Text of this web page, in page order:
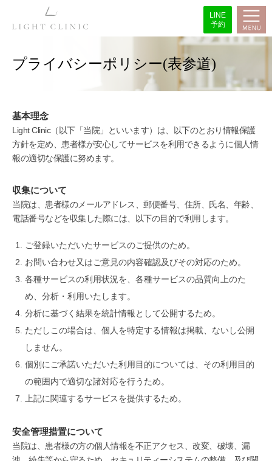
LINE
予約
プライバシーポリシー(表参道)
基本理念
Light Clinic（以下「当院」といいます）は、以下のとおり情報保護
方針を定め、患者様が安心してサービスを利用できるように個人情
報の適切な保護に努めます。
収集について
当院は、患者様のメールアドレス、郵便番号、住所、氏名、年齢、
電話番号などを収集した際には、以下の目的で利用します。
ご登録いただいたサービスのご提供のため。
お問い合わせ又はご意見の内容確認及びその対応のため。
各種サービスの利用状況を、各種サービスの品質向上のた
め、分析・利用いたします。
分析に基づく結果を統計情報として公開するため。
ただしこの場合は、個人を特定する情報は掲載、ないし公開
しません。
個別にご承諾いただいた利用目的については、その利用目的
の範囲内で適切な諸対応を行うため。
上記に関連するサービスを提供するため。
安全管理措置について
当院は、患者様の方の個人情報を不正アクセス、改変、破壊、漏